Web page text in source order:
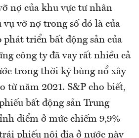
nợ của khu vực tư nhân
vỡ nợ trong số đó là của
phát triển bất động sản của
công ty đã vay rất nhiều cả
trong thời kỳ bùng nổ xây
từ năm 2021. S&P cho biết,
bất động sản Trung
điểm ở mức chiếm 9,9%
phiếu nội địa ở nước này